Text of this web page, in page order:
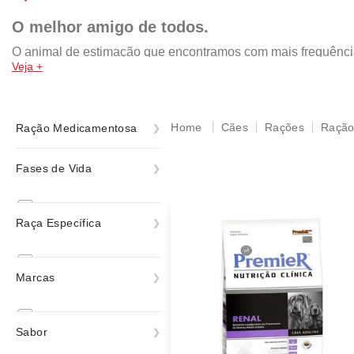
O melhor amigo de todos.
O animal de estimação que encontramos com mais
da pomerania, shih tzu, yorkshire, chow chow, rottweiler,
acessórios e muito mais!
Veja +
Ração Medicamentosa
Fases de Vida
Senior
Raça Específica
Bulldog Francês
Marcas
Sabor
Cães Rações